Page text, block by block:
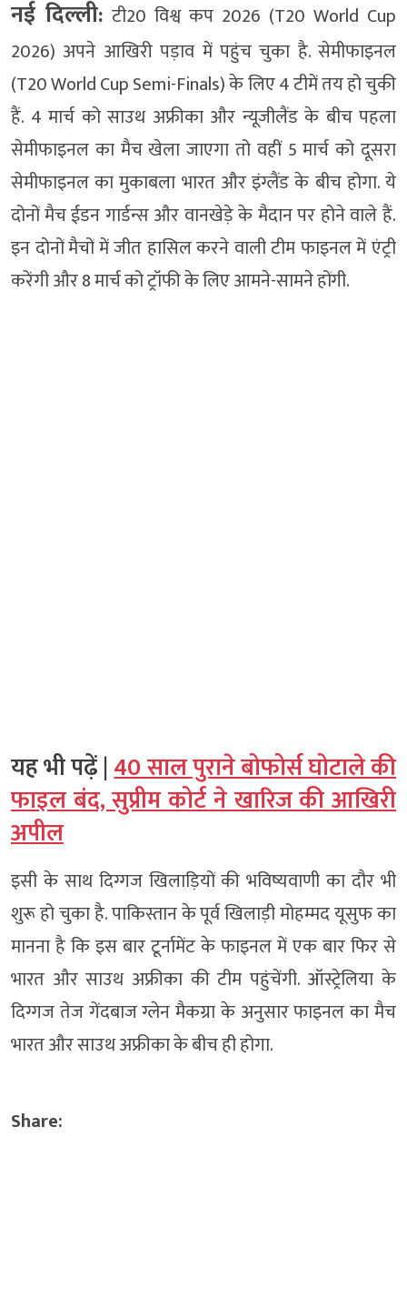
नई दिल्ली: टी20 विश्व कप 2026 (T20 World Cup
2026) अपने आखिरी पड़ाव में पहुंच चुका है. सेमीफाइनल
(T20 World Cup Semi-Finals) के लिए 4 टीमें तय हो चुकी
हैं. 4 मार्च को साउथ अफ्रीका और न्यूजीलैंड के बीच पहला
सेमीफाइनल का मैच खेला जाएगा तो वहीं 5 मार्च को दूसरा
सेमीफाइनल का मुकाबला भारत और इंग्लैंड के बीच होगा. ये
दोनों मैच ईडन गार्डन्स और वानखेड़े के मैदान पर होने वाले हैं.
इन दोनों मैचों में जीत हासिल करने वाली टीम फाइनल में एंट्री
करेंगी और 8 मार्च को ट्रॉफी के लिए आमने-सामने होंगी.
यह भी पढ़ें |40 साल पुराने बोफोर्स घोटाले की
फाइल बंद, सुप्रीम कोर्ट ने खारिज की आखिरी
अपील
इसी के साथ दिग्गज खिलाड़ियों की भविष्यवाणी का दौर भी
शुरू हो चुका है. पाकिस्तान के पूर्व खिलाड़ी मोहम्मद यूसुफ का
मानना है कि इस बार टूर्नामेंट के फाइनल में एक बार फिर से
भारत और साउथ अफ्रीका की टीम पहुंचेंगी. ऑस्ट्रेलिया के
दिग्गज तेज गेंदबाज ग्लेन मैकग्रा के अनुसार फाइनल का मैच
भारत और साउथ अफ्रीका के बीच ही होगा.
Share: